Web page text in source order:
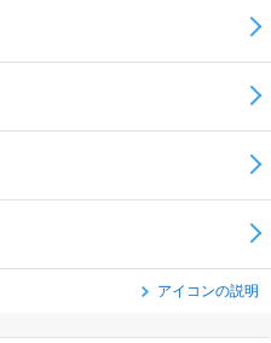
アイコンの説明